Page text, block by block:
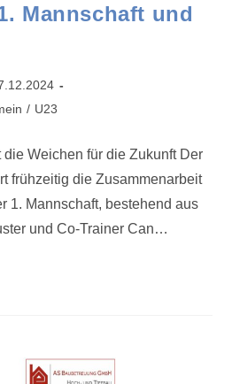
Mannschaft und
/ U23
Weichen für die Zukunft Der
frühzeitig die Zusammenarbeit
1. Mannschaft, bestehend aus
und Co-Trainer Can…